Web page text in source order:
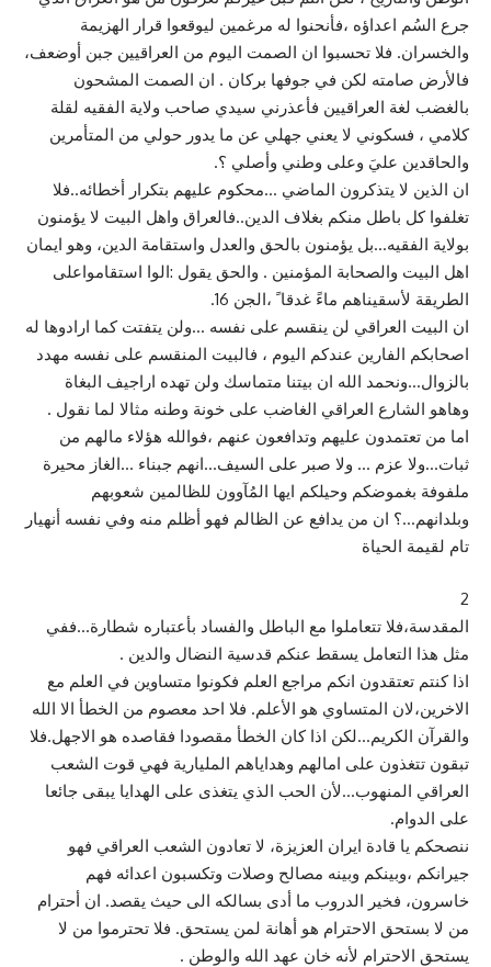
جرع السُم اعداؤه ،فأنحنوا له مرغمين ليوقعوا قرار الهزيمة
والخسران. فلا تحسبوا ان الصمت اليوم من العراقيين جبن أوضعف،
فالأرض صامته لكن في جوفها بركان . ان الصمت المشحون
بالغضب لغة العراقيين فأعذرني سيدي صاحب ولاية الفقيه لقلة
كلامي ، فسكوني لا يعني جهلي عن ما يدور حولي من المتأمرين
والحاقدين عليَ وعلى وطني وأصلي ؟.
ان الذين لا يتذكرون الماضي …محكوم عليهم بتكرار أخطائه..فلا
تغلفوا كل باطل منكم بغلاف الدين..فالعراق واهل البيت لا يؤمنون
بولاية الفقيه…بل يؤمنون بالحق والعدل واستقامة الدين، وهو ايمان
اهل البيت والصحابة المؤمنين . والحق يقول :الوا استقامواعلى
الطريقة لأسقيناهم ماءً غدقا ً ،الجن 16.
ان البيت العراقي لن ينقسم على نفسه …ولن يتفتت كما ارادوها له
اصحابكم الفارين عندكم اليوم ، فالبيت المنقسم على نفسه مهدد
بالزوال…ونحمد الله ان بيتنا متماسك ولن تهده اراجيف البغاة
وهاهو الشارع العراقي الغاضب على خونة وطنه مثالا لما نقول .
اما من تعتمدون عليهم وتدافعون عنهم ،فوالله هؤلاء مالهم من
ثبات…ولا عزم … ولا صبر على السيف…انهم جبناء …الغاز محيرة
ملفوفة بغموضكم وحيلكم ايها المُآوون للظالمين شعوبهم
وبلدانهم…؟ ان من يدافع عن الظالم فهو أظلم منه وفي نفسه أنهيار
تام لقيمة الحياة
2
المقدسة،فلا تتعاملوا مع الباطل والفساد بأعتباره شطارة…ففي
مثل هذا التعامل يسقط عنكم قدسية النضال والدين .
اذا كنتم تعتقدون انكم مراجع العلم فكونوا متساوين في العلم مع
الاخرين،لان المتساوي هو الأعلم. فلا احد معصوم من الخطأ الا الله
والقرآن الكريم…لكن اذا كان الخطأ مقصودا فقاصده هو الاجهل.فلا
تبقون تتغذون على امالهم وهداياهم المليارية فهي قوت الشعب
العراقي المنهوب…لأن الحب الذي يتغذى على الهدايا يبقى جائعا
على الدوام.
ننصحكم يا قادة ايران العزيزة، لا تعادون الشعب العراقي فهو
جيرانكم ،وبينكم وبينه مصالح وصلات وتكسبون اعدائه فهم
خاسرون، فخير الدروب ما أدى بسالكه الى حيث يقصد. ان أحترام
من لا بستحق الاحترام هو أهانة لمن يستحق. فلا تحترموا من لا
يستحق الاحترام لأنه خان عهد الله والوطن .